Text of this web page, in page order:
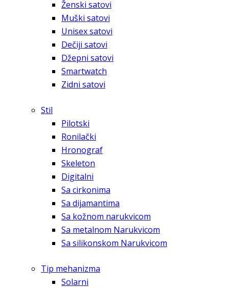
Ženski satovi
Muški satovi
Unisex satovi
Dečiji satovi
Džepni satovi
Smartwatch
Zidni satovi
Stil
Pilotski
Ronilački
Hronograf
Skeleton
Digitalni
Sa cirkonima
Sa dijamantima
Sa kožnom narukvicom
Sa metalnom Narukvicom
Sa silikonskom Narukvicom
Tip mehanizma
Solarni